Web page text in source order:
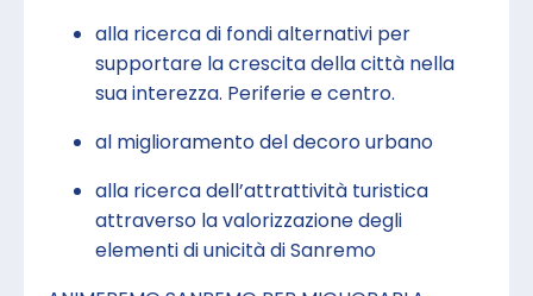
alla ricerca di fondi alternativi per
supportare la crescita della città nella
sua interezza. Periferie e centro.
al miglioramento del decoro urbano
alla ricerca dell’attrattività turistica
attraverso la valorizzazione degli
elementi di unicità di Sanremo